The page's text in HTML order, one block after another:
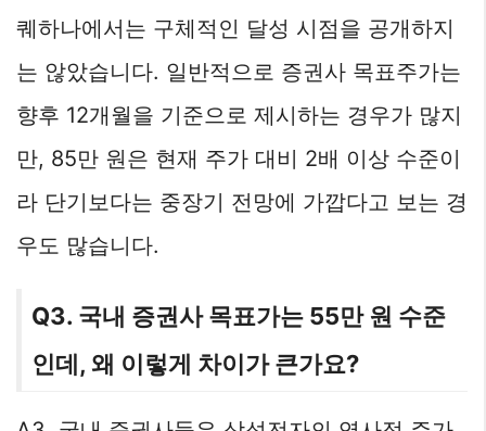
퀘하나에서는 구체적인 달성 시점을 공개하지
는 않았습니다. 일반적으로 증권사 목표주가는
향후 12개월을 기준으로 제시하는 경우가 많지
만, 85만 원은 현재 주가 대비 2배 이상 수준이
라 단기보다는 중장기 전망에 가깝다고 보는 경
우도 많습니다.
Q3. 국내 증권사 목표가는 55만 원 수준
인데, 왜 이렇게 차이가 큰가요?